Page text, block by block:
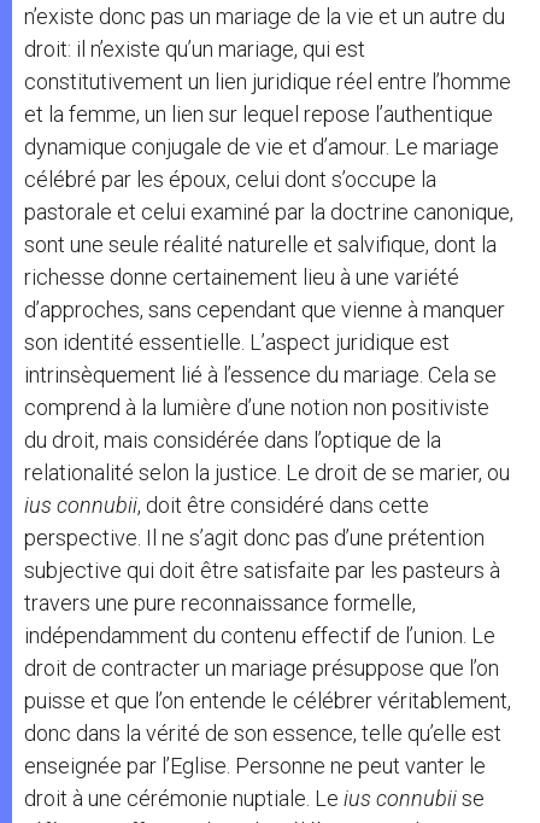
n’existe donc pas un mariage de la vie et un autre du
droit: il n’existe qu’un mariage, qui est
constitutivement un lien juridique réel entre l’homme
et la femme, un lien sur lequel repose l’authentique
dynamique conjugale de vie et d’amour. Le mariage
célébré par les époux, celui dont s’occupe la
pastorale et celui examiné par la doctrine canonique,
sont une seule réalité naturelle et salvifique, dont la
richesse donne certainement lieu à une variété
d’approches, sans cependant que vienne à manquer
son identité essentielle. L’aspect juridique est
intrinsèquement lié à l’essence du mariage. Cela se
comprend à la lumière d’une notion non positiviste
du droit, mais considérée dans l’optique de la
relationalité selon la justice. Le droit de se marier, ou
ius connubii, doit être considéré dans cette
perspective. Il ne s’agit donc pas d’une prétention
subjective qui doit être satisfaite par les pasteurs à
travers une pure reconnaissance formelle,
indépendamment du contenu effectif de l’union. Le
droit de contracter un mariage présuppose que l’on
puisse et que l’on entende le célébrer véritablement,
donc dans la vérité de son essence, telle qu’elle est
enseignée par l’Eglise. Personne ne peut vanter le
droit à une cérémonie nuptiale. Le ius connubiise